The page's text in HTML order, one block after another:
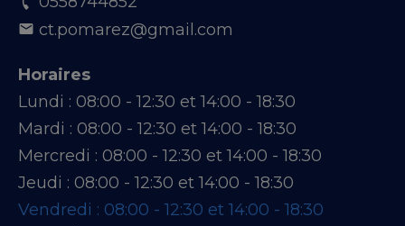
ct.pomarez@gmail.com
Horaires
Lundi : 08:00 - 12:30 et 14:00 - 18:30
Mardi : 08:00 - 12:30 et 14:00 - 18:30
Mercredi : 08:00 - 12:30 et 14:00 - 18:30
Jeudi : 08:00 - 12:30 et 14:00 - 18:30
Vendredi : 08:00 - 12:30 et 14:00 - 18:30